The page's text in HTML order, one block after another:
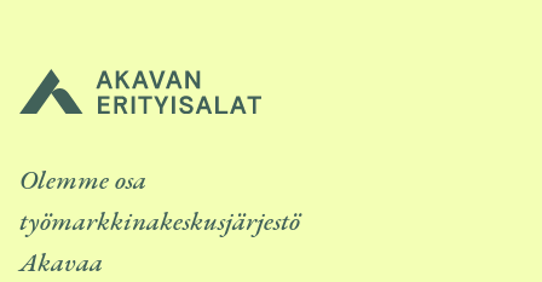
Olemme osa
työmarkkinakeskusjärjestö
Akavaa